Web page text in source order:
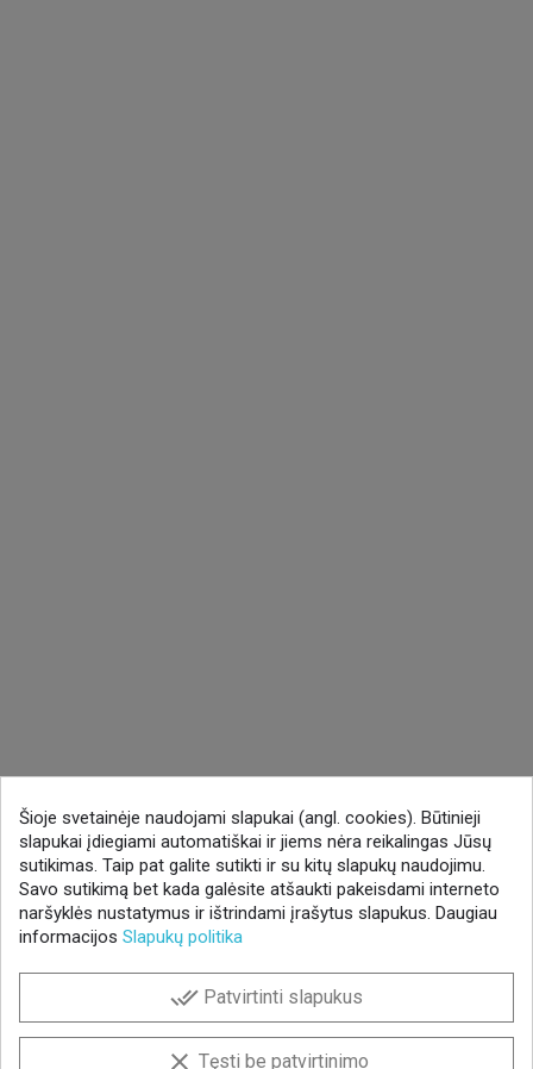
Šioje svetainėje naudojami slapukai (angl. cookies). Būtinieji
slapukai įdiegiami automatiškai ir jiems nėra reikalingas Jūsų
sutikimas. Taip pat galite sutikti ir su kitų slapukų naudojimu.
Savo sutikimą bet kada galėsite atšaukti pakeisdami interneto
naršyklės nustatymus ir ištrindami įrašytus slapukus. Daugiau
informacijos Slapukų politika
done_all Patvirtinti slapukus
clear Tęsti be patvirtinimo